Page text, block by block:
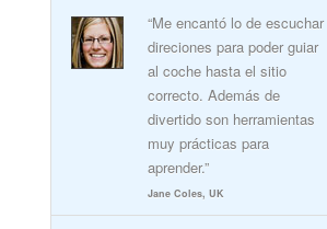
“Me encantó lo de escuchar
direciones para poder guiar
al coche hasta el sitio
correcto. Además de
divertido son herramientas
muy prácticas para
aprender.”
Jane Coles, UK